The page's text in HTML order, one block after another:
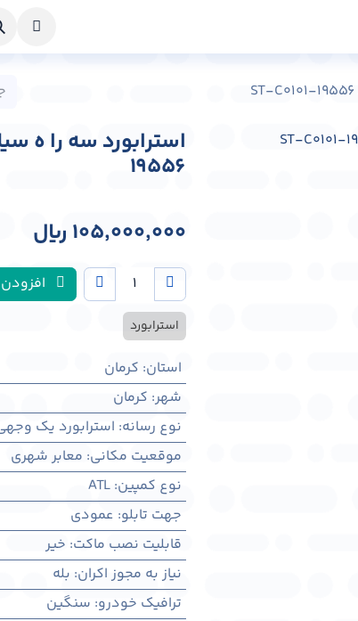
19556
105,000,000 ﷼
استرابورد
استان: کرمان
شهر: كرمان
نوع رسانه: استرابورد یک
موقعیت مکانی: معابر شهری
نوع کمپین:
ATL
جهت تابلو: عمودی
قابلیت نصب ماکت: خیر
نیاز به مجوز اکران: بله
ترافیک خودرو: سنگین